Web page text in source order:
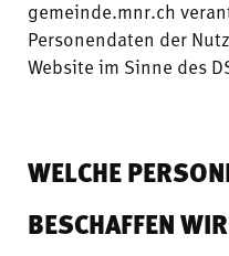
gemeinde.mnr.ch
Personendaten der
Website im Sinne des
WELCHE
BESCHAFFEN